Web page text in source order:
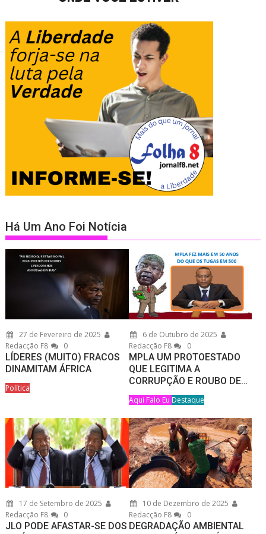
Há Um Ano Foi Notícia
27 de Fevereiro de 2025
Redacção F8
0
LÍDERES (MUITO) FRACOS
DINAMITAM ÁFRICA
Política
6 de Outubro de 2025
Redacção F8
0
MPLA UM PROTOESTADO
QUE LEGITIMA A
CORRUPÇÃO E ROUBO DE…
Aqui Falo Eu Destaque
17 de Setembro de 2025
Redacção F8
0
JLO PODE AFASTAR-SE DOS
10 de Dezembro de 2025
Redacção F8
0
DEGRADAÇÃO AMBIENTAL